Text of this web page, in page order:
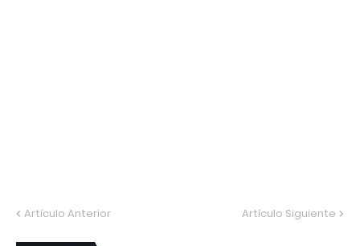
Artículo Anterior Artículo Siguiente